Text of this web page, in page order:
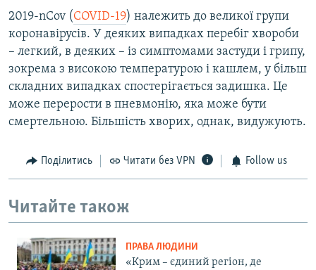
2019-nCov (COVID-19) належить до великої групи
коронавірусів. У деяких випадках перебіг хвороби
– легкий, в деяких – із симптомами застуди і грипу,
зокрема з високою температурою і кашлем, у більш
складних випадках спостерігається задишка. Це
може перерости в пневмонію, яка може бути
смертельною. Більшість хворих, однак, видужують.
Поділитись Читати без VPN Follow us
Читайте також
ПРАВА ЛЮДИНИ
«Крим – єдиний регіон, де